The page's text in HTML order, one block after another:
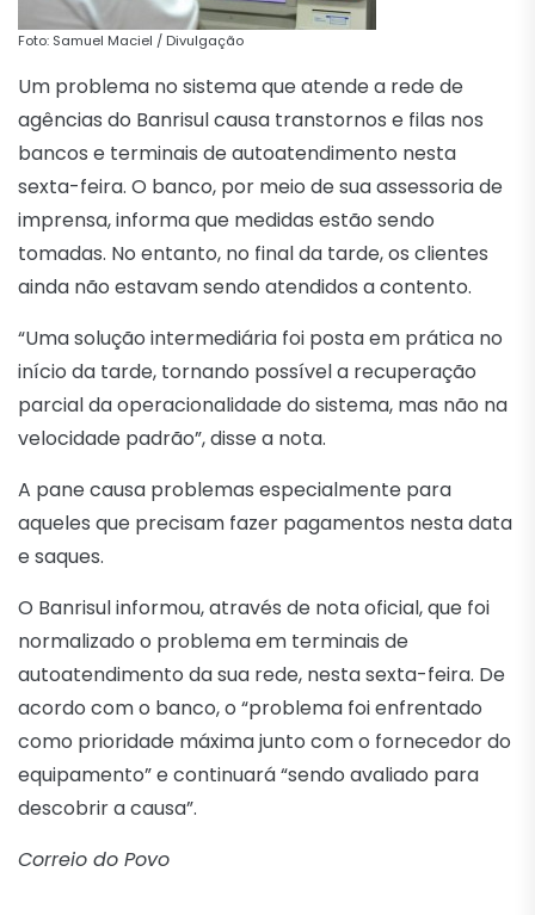
Foto: Samuel Maciel / Divulgação
Um problema no sistema que atende a rede de
agências do Banrisul causa transtornos e filas nos
bancos e terminais de autoatendimento nesta
sexta-feira. O banco, por meio de sua assessoria de
imprensa, informa que medidas estão sendo
tomadas. No entanto, no final da tarde, os clientes
ainda não estavam sendo atendidos a contento.
“Uma solução intermediária foi posta em prática no
início da tarde, tornando possível a recuperação
parcial da operacionalidade do sistema, mas não na
velocidade padrão”, disse a nota.
A pane causa problemas especialmente para
aqueles que precisam fazer pagamentos nesta data
e saques.
O Banrisul informou, através de nota oficial, que foi
normalizado o problema em terminais de
autoatendimento da sua rede, nesta sexta-feira. De
acordo com o banco, o “problema foi enfrentado
como prioridade máxima junto com o fornecedor do
equipamento” e continuará “sendo avaliado para
descobrir a causa”.
Correio do Povo